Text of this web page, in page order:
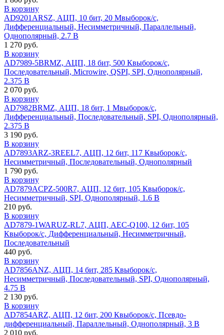
В корзину
AD9201ARSZ, АЦП, 10 бит, 20 Мвыборок/с,
Дифференциальный, Несимметричный, Параллельный,
Однополярный, 2.7 В
1 270 руб.
В корзину
AD7989-5BRMZ, АЦП, 18 бит, 500 Квыборок/с,
Последовательный, Microwire, QSPI, SPI, Однополярный,
2.375 В
2 070 руб.
В корзину
AD7982BRMZ, АЦП, 18 бит, 1 Мвыборок/с,
Дифференциальный, Последовательный, SPI, Однополярный,
2.375 В
3 190 руб.
В корзину
AD7893ARZ-3REEL7, АЦП, 12 бит, 117 Квыборок/с,
Несимметричный, Последовательный, Однополярный
1 790 руб.
В корзину
AD7879ACPZ-500R7, АЦП, 12 бит, 105 Квыборок/с,
Несимметричный, SPI, Однополярный, 1.6 В
210 руб.
В корзину
AD7879-1WARUZ-RL7, АЦП, AEC-Q100, 12 бит, 105
Квыборок/с, Дифференциальный, Несимметричный,
Последовательный
440 руб.
В корзину
AD7856ANZ, АЦП, 14 бит, 285 Квыборок/с,
Несимметричный, Последовательный, SPI, Однополярный,
4.75 В
2 130 руб.
В корзину
AD7854ARZ, АЦП, 12 бит, 200 Квыборок/с, Псевдо-
дифференциальный, Параллельный, Однополярный, 3 В
2 010 руб.